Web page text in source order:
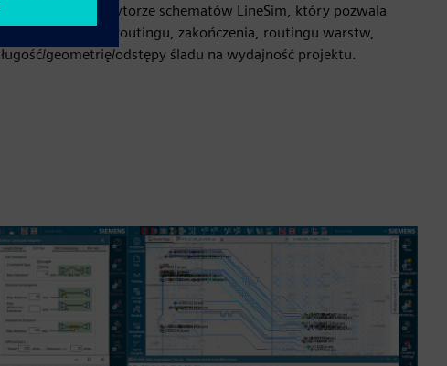
jest oparta na edytorze schematów LineSim, który pozwala
wpływ kolejności routingu, zakończenia, routingu warstw,
geometrię/odstępy śladu na wydajność projektu.